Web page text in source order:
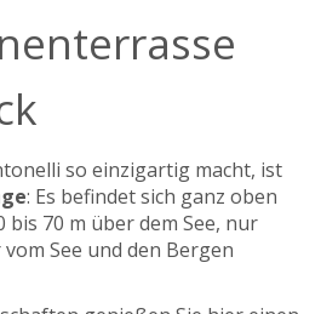
so einzigartig macht, ist
: Es befindet sich ganz oben
bis 70 m über dem See, nur
See und den Bergen